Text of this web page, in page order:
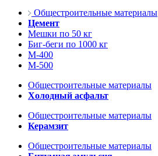
Общестроительные материалы
Цемент
Мешки по 50 кг
Биг-беги по 1000 кг
М-400
М-500
Общестроительные материалы
Холодный асфальт
Общестроительные материалы
Керамзит
Общестроительные материалы